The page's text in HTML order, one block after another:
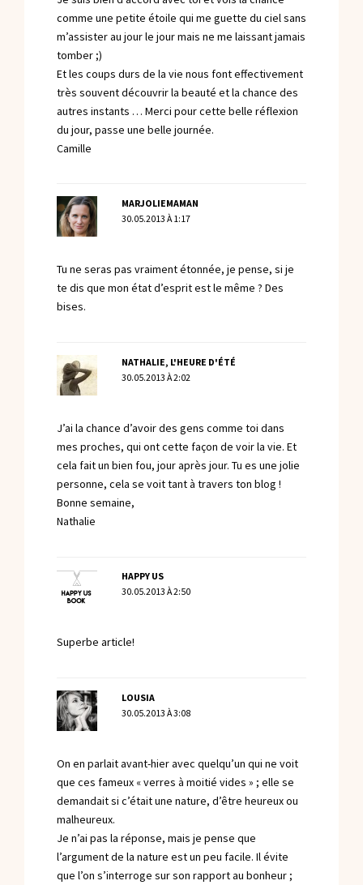
comme une petite étoile qui me guette du ciel sans
m’assister au jour le jour mais ne me laissant jamais
tomber ;)
Et les coups durs de la vie nous font effectivement
très souvent découvrir la beauté et la chance des
autres instants … Merci pour cette belle réflexion
du jour, passe une belle journée.
Camille
MARJOLIEMAMAN
30.05.2013 À 1:17
Tu ne seras pas vraiment étonnée, je pense, si je
te dis que mon état d’esprit est le même ? Des
bises.
NATHALIE, L'HEURE D'ÉTÉ
30.05.2013 À 2:02
J’ai la chance d’avoir des gens comme toi dans
mes proches, qui ont cette façon de voir la vie. Et
cela fait un bien fou, jour après jour. Tu es une jolie
personne, cela se voit tant à travers ton blog !
Bonne semaine,
Nathalie
HAPPY US
30.05.2013 À 2:50
Superbe article!
LOUSIA
30.05.2013 À 3:08
On en parlait avant-hier avec quelqu’un qui ne voit
que ces fameux « verres à moitié vides » ; elle se
demandait si c’était une nature, d’être heureux ou
malheureux.
Je n’ai pas la réponse, mais je pense que
l’argument de la nature est un peu facile. Il évite
que l’on s’interroge sur son rapport au bonheur ;